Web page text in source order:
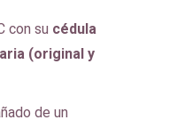
con su cédula
(original y
de un